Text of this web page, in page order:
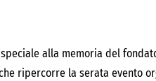
alla memoria del
ripercorre la serata evento